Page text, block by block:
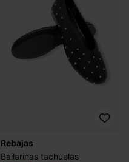
Rebajas
Bailarinas tachuelas